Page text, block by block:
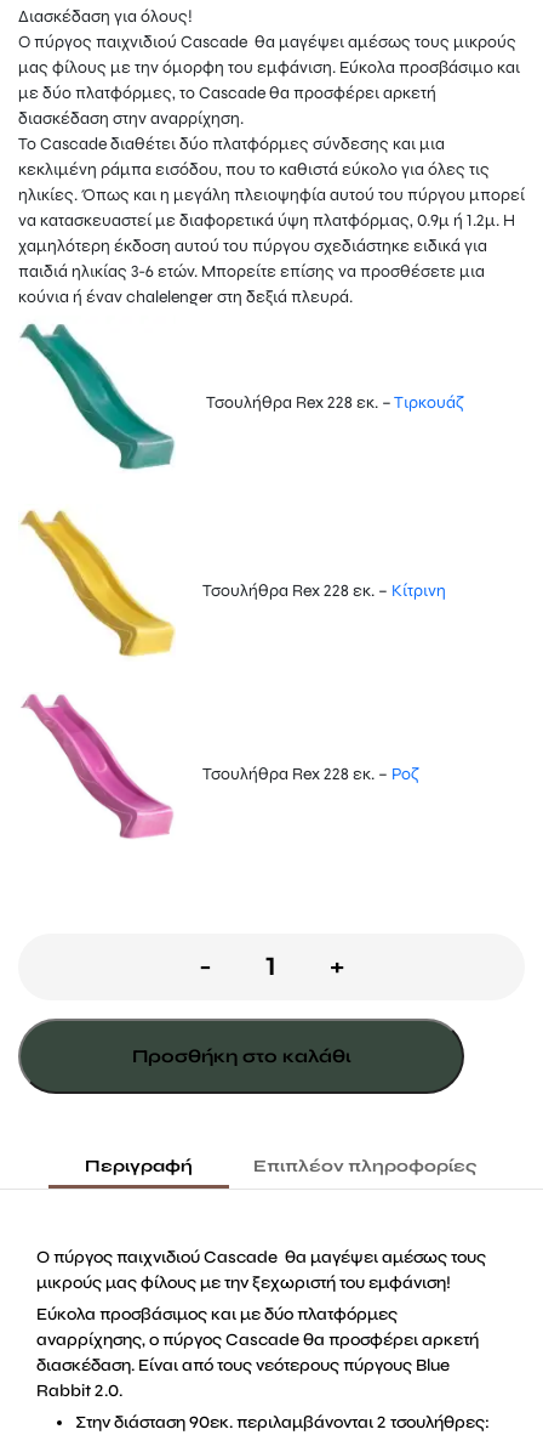
Διασκέδαση για όλους!
Ο πύργος παιχνιδιού Cascade θα μαγέψει αμέσως τους μικρούς
μας φίλους με την όμορφη του εμφάνιση. Εύκολα προσβάσιμο και
με δύο πλατφόρμες, το Cascade θα προσφέρει αρκετή
διασκέδαση στην αναρρίχηση.
Το Cascade διαθέτει δύο πλατφόρμες σύνδεσης και μια
κεκλιμένη ράμπα εισόδου, που το καθιστά εύκολο για όλες τις
ηλικίες. Όπως και η μεγάλη πλειοψηφία αυτού του πύργου μπορεί
να κατασκευαστεί με διαφορετικά ύψη πλατφόρμας, 0.9μ ή 1.2μ. Η
χαμηλότερη έκδοση αυτού του πύργου σχεδιάστηκε ειδικά για
παιδιά ηλικίας 3-6 ετών. Μπορείτε επίσης να προσθέσετε μια
κούνια ή έναν chalelenger στη δεξιά πλευρά.
Τσουλήθρα Rex 228 εκ. –Τιρκουάζ
Τσουλήθρα Rex 228 εκ. – Κίτρινη
Τσουλήθρα Rex 228 εκ. – Ροζ
-
Ξύλινος
cascade
με
120εκ.
+
Προσθήκη στο καλάθι
Περιγραφή Επιπλέον πληροφορίες
Ο πύργος παιχνιδιού Cascade θα μαγέψει αμέσως τους
μικρούς μας φίλους με την ξεχωριστή του εμφάνιση!
Εύκολα προσβάσιμος και με δύο πλατφόρμες
αναρρίχησης, ο πύργος Cascade θα προσφέρει αρκετή
διασκέδαση. Είναι από τους νεότερους πύργους Blue
Rabbit 2.0.
Στην διάσταση 90εκ. περιλαμβάνονται 2 τσουλήθρες: